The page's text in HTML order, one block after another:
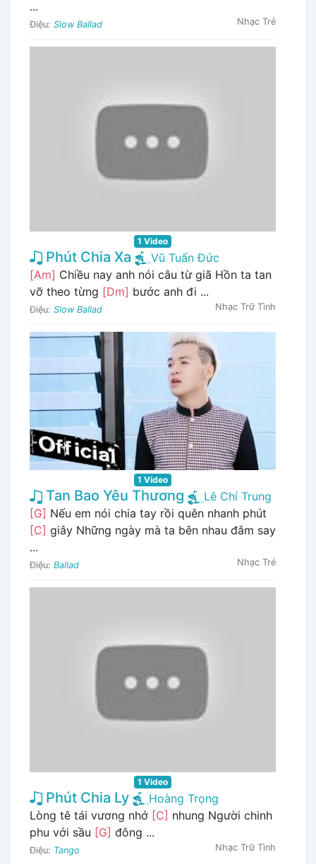
...
Điệu: Slow Ballad Nhạc Trẻ
1 Video
Phút Chia Xa
Vũ Tuấn Đức
[Am] Chiều nay anh nói câu từ giã Hồn ta tan
vỡ theo từng [Dm] bước anh đi ...
Điệu: Slow Ballad Nhạc Trữ Tình
1 Video
Tan Bao Yêu Thương
Lê Chí Trung
[G] Nếu em nói chia tay rồi quên nhanh phút
[C] giây Những ngày mà ta bên nhau đắm say
...
Điệu: Ballad Nhạc Trẻ
1 Video
Phút Chia Ly
Hoàng Trọng
Lòng tê tái vương nhớ [C] nhung Người chinh
phu với sầu [G] đông ...
Điệu: Tango Nhạc Trữ Tình